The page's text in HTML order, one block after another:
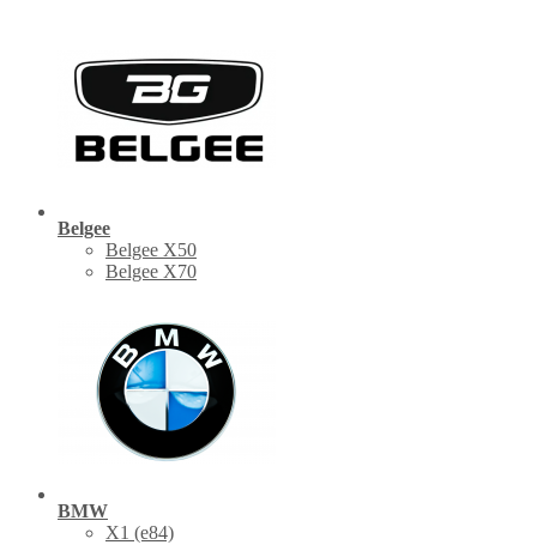
Belgee
Belgee X50
Belgee X70
BMW
X1 (е84)